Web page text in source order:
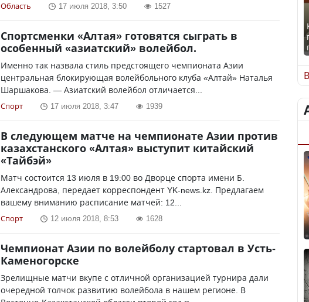
Область 17 июля 2018, 3:50 1527
Спортсменки «Алтая» готовятся сыграть в
особенный «азиатский» волейбол.
Именно так назвала стиль предстоящего чемпионата Азии
центральная блокирующая волейбольного клуба «Алтай» Наталья
Шаршакова. — Азиатский волейбол отличается...
Спорт 17 июля 2018, 3:47 1939
В следующем матче на чемпионате Азии против
казахстанского «Алтая» выступит китайский
«Тайбэй»
Матч состоится 13 июля в 19:00 во Дворце спорта имени Б.
Александрова, передает корреспондент YK-news.kz. Предлагаем
вашему вниманию расписание матчей: 12...
Спорт 12 июля 2018, 8:53 1628
Чемпионат Азии по волейболу стартовал в Усть-
Каменогорске
Зрелищные матчи вкупе с отличной организацией турнира дали
очередной толчок развитию волейбола в нашем регионе. В